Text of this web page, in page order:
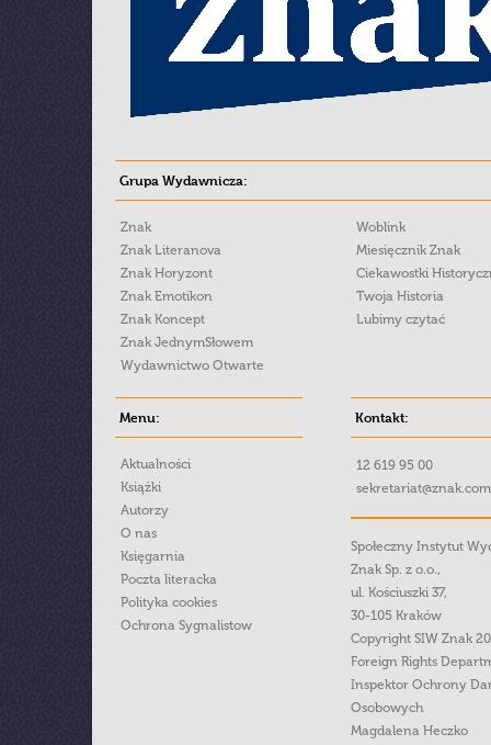
Grupa Wydawnicza:
Znak
Znak Literanova
Znak Horyzont
Znak Emotikon
Znak Koncept
Znak JednymSłowem
Wydawnictwo Otwarte
Woblink
Miesięcznik Znak
Ciekawostki
Twoja Historia
Lubimy czytać
Menu:
Aktualności
Książki
Autorzy
O nas
Księgarnia
Poczta literacka
Polityka cookies
Ochrona Sygnalistow
Kontakt:
12 619 95 00
Społeczny Instytut
Znak Sp. z o.o.,
ul. Kościuszki 37,
30-105 Kraków
Copyright SIW Znak
Foreign Rights
Inspektor Ochrony
Osobowych
Magdalena Heczko